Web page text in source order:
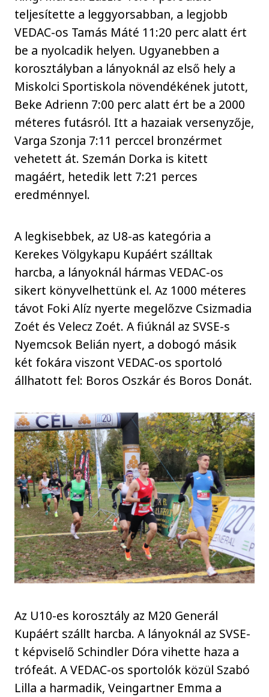
teljesítette a leggyorsabban, a legjobb
VEDAC-os Tamás Máté 11:20 perc alatt ért
be a nyolcadik helyen. Ugyanebben a
korosztályban a lányoknál az első hely a
Miskolci Sportiskola növendékének jutott,
Beke Adrienn 7:00 perc alatt ért be a 2000
méteres futásról. Itt a hazaiak versenyzője,
Varga Szonja 7:11 perccel bronzérmet
vehetett át. Szemán Dorka is kitett
magáért, hetedik lett 7:21 perces
eredménnyel.
A legkisebbek, az U8-as kategória a
Kerekes Völgykapu Kupáért szálltak
harcba, a lányoknál hármas VEDAC-os
sikert könyvelhettünk el. Az 1000 méteres
távot Foki Alíz nyerte megelőzve Csizmadia
Zoét és Velecz Zoét. A fiúknál az SVSE-s
Nyemcsok Belián nyert, a dobogó másik
két fokára viszont VEDAC-os sportoló
állhatott fel: Boros Oszkár és Boros Donát.
Az U10-es korosztály az M20 Generál
Kupáért szállt harcba. A lányoknál az SVSE-
t képviselő Schindler Dóra vihette haza a
trófeát. A VEDAC-os sportolók közül Szabó
Lilla a harmadik, Veingartner Emma a